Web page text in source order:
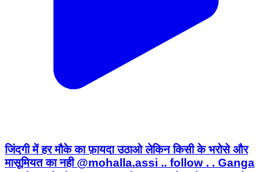
जिंदगी में हर मौके का फ़ायदा उठाओ लेकिन किसी के भरोसे और
मासूमियत का नही @mohalla.assi .. follow . . Ganga